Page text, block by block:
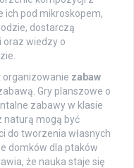
ich pod mikroskopem,
dostarczą
oraz wiedzy o
organizowanie zabaw
Gry planszowe o
zabawy w klasie
naturą mogą być
do tworzenia własnych
domków dla ptaków
że nauka staje się